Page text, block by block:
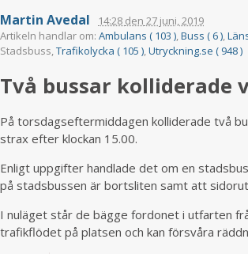
Martin Avedal 14:28 den 27 juni, 2019
Artikeln handlar om:Ambulans ( 103 ),Buss ( 6 ),
Stadsbuss,Trafikolycka ( 105 ),Utryckning.se ( 948 )
Två bussar kolliderade
På torsdagseftermiddagen kolliderade två
strax efter klockan 15.00.
Enligt uppgifter handlade det om en
på stadsbussen är bortsliten samt att
I nuläget står de bägge fordonet i utfarten
trafikflödet på platsen och kan försvåra